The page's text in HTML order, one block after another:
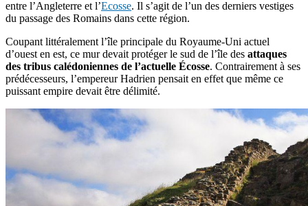
entre l’Angleterre et l’Ecosse. Il s’agit de l’un des derniers vestiges
du passage des Romains dans cette région.
Coupant littéralement l’île principale du Royaume-Uni actuel
d’ouest en est, ce mur devait protéger le sud de l’île des attaques
des tribus calédoniennes de l’actuelle Écosse. Contrairement à ses
prédécesseurs, l’empereur Hadrien pensait en effet que même ce
puissant empire devait être délimité.